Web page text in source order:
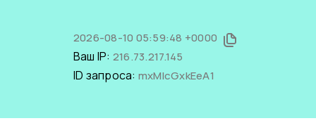
2026-08-10 05:59:48 +0000
Ваш IP: 216.73.217.145
ID запроса: mxMlcGxkEeA1